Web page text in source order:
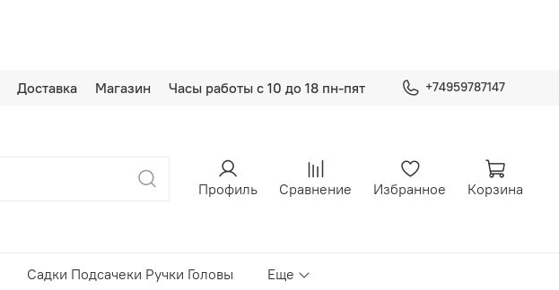
Доставка Магазин Часы работы с 10 до 18 пн-пят +74959787147
Профиль Сравнение Избранное Корзина
Садки Подсачеки Ручки Головы Еще